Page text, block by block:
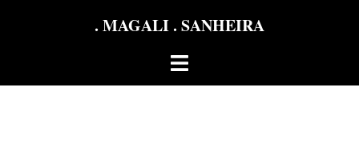
. MAGALI . SANHEIRA
Ouvrir/fermer